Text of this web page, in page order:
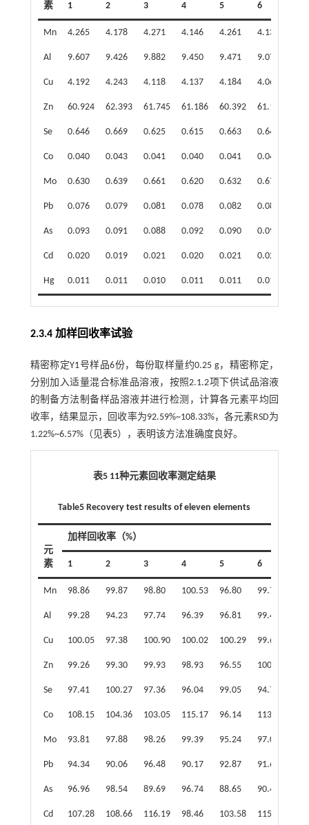
素
1 2 3 4 5 6
Mn 4.265 4.178 4.271 4.146 4.261 4.133
Al 9.607 9.426 9.882 9.450 9.471 9.073
Cu 4.192 4.243 4.118 4.137 4.184 4.061
Zn 60.924 62.393 61.745 61.186 60.392 61.135
Se 0.646 0.669 0.625 0.615 0.663 0.640
Co 0.040 0.043 0.041 0.040 0.041 0.040
Mo 0.630 0.639 0.661 0.620 0.632 0.671
Pb 0.076 0.079 0.081 0.078 0.082 0.084
As 0.093 0.091 0.088 0.092 0.090 0.096
Cd 0.020 0.019 0.021 0.020 0.021 0.020
Hg 0.011 0.011 0.010 0.011 0.011 0.011
2.3.4 加样回收率试验
精密称定Y1号样品6份，每份取样量约0.25 g，精密称定，
分别加入适量混合标准品溶液，按照2.1.2项下供试品溶液
的制备方法制备样品溶液并进行检测，计算各元素平均回
收率，结果显示，回收率为92.59%~108.33%，各元素RSD为
1.22%~6.57%（见表5），表明该方法准确度良好。
表5 11种元素回收率测定结果
Table5 Recovery test results of eleven elements
元
素
加样回收率（%）
1 2 3 4 5 6
Mn 98.86 99.87 98.80 100.53 96.80 99.79
Al 99.28 94.23 97.74 96.39 96.81 99.47
Cu 100.05 97.38 100.90 100.02 100.29 99.68
Zn 99.26 99.30 99.93 98.93 96.55 100.39
Se 97.41 100.27 97.36 96.04 99.05 94.75
Co 108.15 104.36 103.05 115.17 96.14 113.14
Mo 93.81 97.88 98.26 99.39 95.24 97.05
Pb 94.34 90.06 96.48 90.17 92.87 91.62
As 96.96 98.54 89.69 96.74 88.65 90.42
Cd 107.28 108.66 116.19 98.46 103.58 115.81